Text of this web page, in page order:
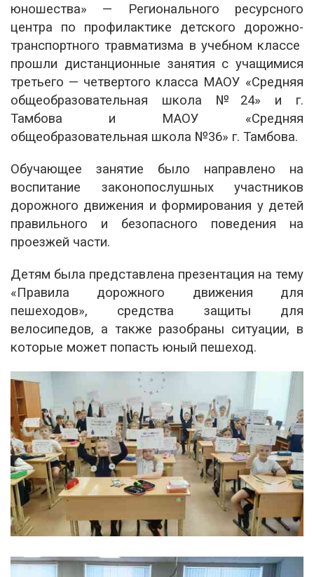
юношества» — Регионального ресурсного
центра по профилактике детского дорожно-
транспортного травматизма в учебном классе
прошли дистанционные занятия с учащимися
третьего — четвертого класса МАОУ «Средняя
общеобразовательная школа №24» и г.
Тамбова и МАОУ «Средняя
общеобразовательная школа №36» г. Тамбова.
Обучающее занятие было направлено на
воспитание законопослушных участников
дорожного движения и формирования у детей
правильного и безопасного поведения на
проезжей части.
Детям была представлена презентация на тему
«Правила дорожного движения для
пешеходов», средства защиты для
велосипедов, а также разобраны ситуации, в
которые может попасть юный пешеход.